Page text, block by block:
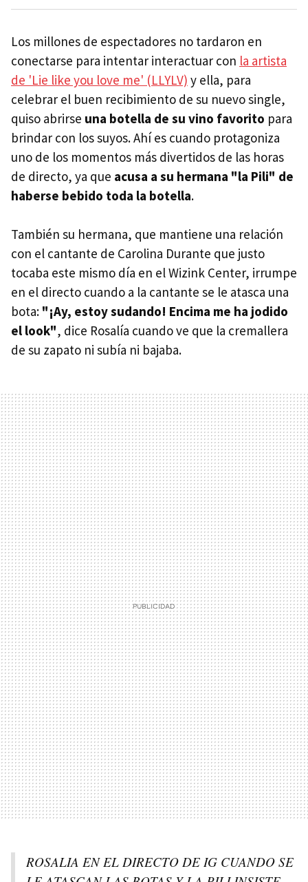
Los millones de espectadores no tardaron en
conectarse para intentar interactuar con la artista
de 'Lie like you love me' (LLYLV) y ella, para
celebrar el buen recibimiento de su nuevo single,
quiso abrirse una botella de su vino favorito para
brindar con los suyos. Ahí es cuando protagoniza
uno de los momentos más divertidos de las horas
de directo, ya que acusa a su hermana "la Pili" de
haberse bebido toda la botella.
También su hermana, que mantiene una relación
con el cantante de Carolina Durante que justo
tocaba este mismo día en el Wizink Center, irrumpe
en el directo cuando a la cantante se le atasca una
bota: "¡Ay, estoy sudando! Encima me ha jodido
el look", dice Rosalía cuando ve que la cremallera
de su zapato ni subía ni bajaba.
ROSALIA EN EL DIRECTO DE IG CUANDO SE